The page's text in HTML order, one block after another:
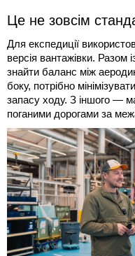
Це не зовсім
Для експедиції
версія вантажівки. Разом
знайти баланс між
боку, потрібно
запасу ходу. З іншого —
поганими дорогами за